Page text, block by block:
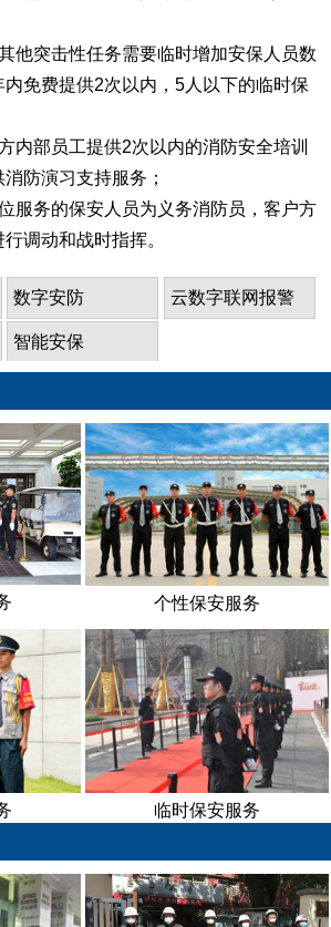
他突击性任务需要临时增加安保人员数
免费提供2次以内，5人以下的临时保
内部员工提供2次以内的消防安全培训
防演习支持服务；
服务的保安人员为义务消防员，客户方
调动和战时指挥。
数字安防 云数字联网报警
智能安保
个性保安服务
临时保安服务